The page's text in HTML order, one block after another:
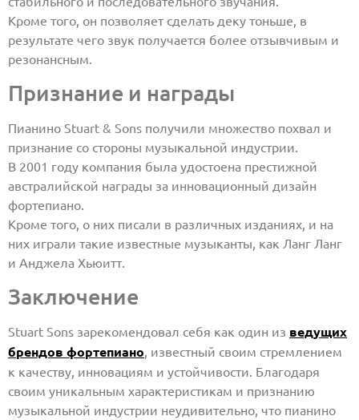
Кроме того, он позволяет сделать деку тоньше, в
результате чего звук получается более отзывчивым и
резонансным.
Признание и награды
Пианино Stuart & Sons получили множество похвал и
признание со стороны музыкальной индустрии.
В 2001 году компания была удостоена престижной
австралийской награды за инновационный дизайн
фортепиано.
Кроме того, о них писали в различных изданиях, и на
них играли такие известные музыканты, как Ланг Ланг
и Анджела Хьюитт.
Заключение
Stuart Sons зарекомендовал себя как один из ведущих
брендов фортепиано, известный своим стремлением
к качеству, инновациям и устойчивости. Благодаря
своим уникальным характеристикам и признанию
музыкальной индустрии неудивительно, что пианино